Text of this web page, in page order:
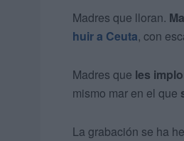
Madres que lloran.
huir a Ceuta, con
Madres que les
mismo mar en el que
La grabación se ha